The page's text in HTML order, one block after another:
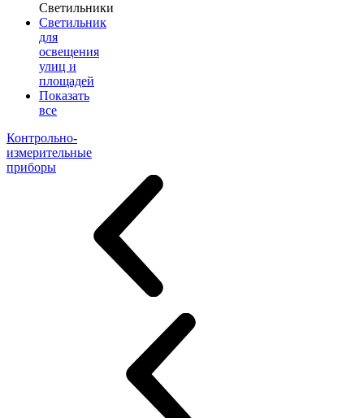
Светильники
Светильник
для
освещения
улиц и
площадей
Показать
все
Контрольно-
измерительные
приборы